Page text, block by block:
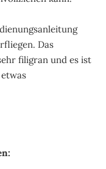
Das
filigran und es ist